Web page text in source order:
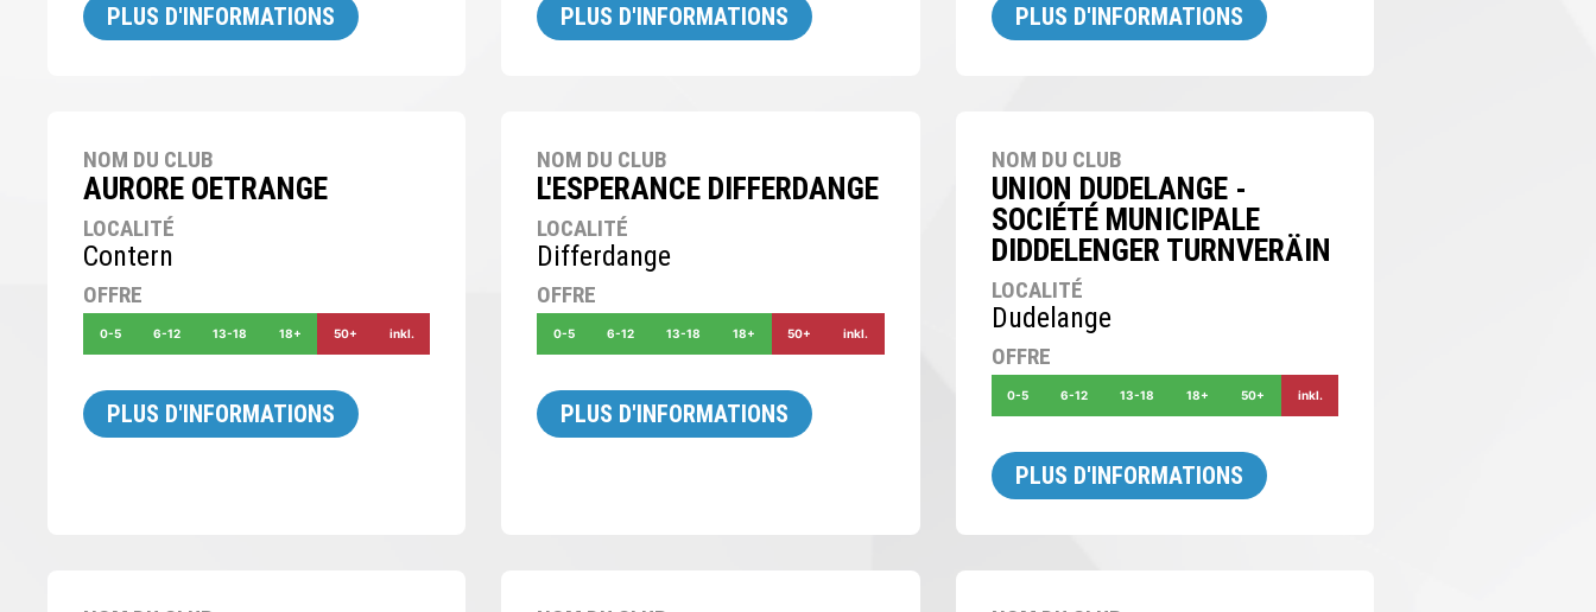
PLUS D'INFORMATIONS PLUS D'INFORMATIONS PLUS D'INFORMATIONS
NOM DU CLUB
AURORE OETRANGE
LOCALITÉ
Contern
OFFRE
0-5 6-12 13-18 18+ 50+ inkl.
PLUS D'INFORMATIONS
NOM DU CLUB
L'ESPERANCE DIFFERDANGE
LOCALITÉ
Differdange
OFFRE
0-5 6-12 13-18 18+ 50+ inkl.
PLUS D'INFORMATIONS
NOM DU CLUB
UNION DUDELANGE -
SOCIÉTÉ MUNICIPALE
DIDDELENGER TURNVERÄIN
LOCALITÉ
Dudelange
OFFRE
0-5 6-12 13-18 18+ 50+ inkl.
PLUS D'INFORMATIONS